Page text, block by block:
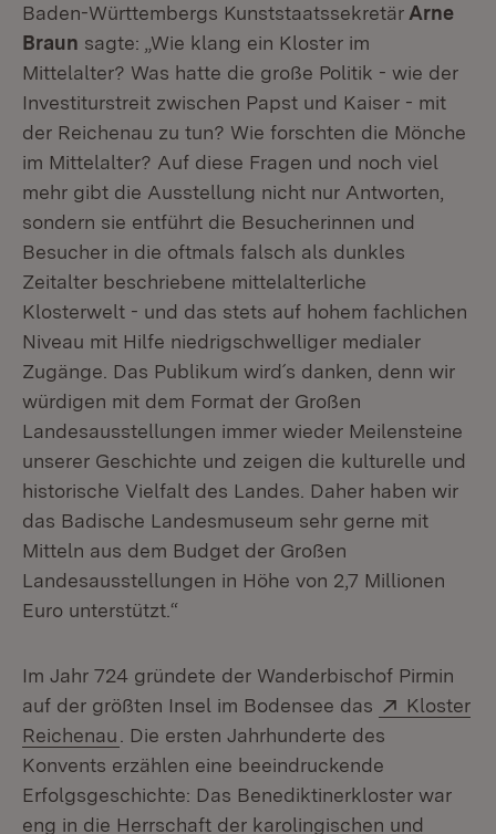
Baden-Württembergs Kunststaatssekretär Arne
Braun sagte: „Wie klang ein Kloster im
Mittelalter? Was hatte die große Politik - wie der
Investiturstreit zwischen Papst und Kaiser - mit
der Reichenau zu tun? Wie forschten die Mönche
im Mittelalter? Auf diese Fragen und noch viel
mehr gibt die Ausstellung nicht nur Antworten,
sondern sie entführt die Besucherinnen und
Besucher in die oftmals falsch als dunkles
Zeitalter beschriebene mittelalterliche
Klosterwelt - und das stets auf hohem fachlichen
Niveau mit Hilfe niedrigschwelliger medialer
Zugänge. Das Publikum wird´s danken, denn wir
würdigen mit dem Format der Großen
Landesausstellungen immer wieder Meilensteine
unserer Geschichte und zeigen die kulturelle und
historische Vielfalt des Landes. Daher haben wir
das Badische Landesmuseum sehr gerne mit
Mitteln aus dem Budget der Großen
Landesausstellungen in Höhe von 2,7 Millionen
Euro unterstützt.“
Im Jahr 724 gründete der Wanderbischof Pirmin
auf der größten Insel im Bodensee das
Extern:
Kloster
Reichenau (Öffnet in neuem Fenster)
. Die ersten Jahrhunderte des
Konvents erzählen eine beeindruckende
Erfolgsgeschichte: Das Benediktinerkloster war
eng in die Herrschaft der karolingischen und